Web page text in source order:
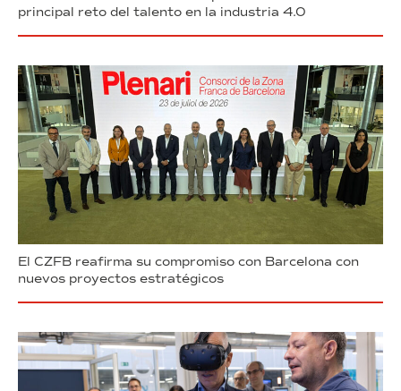
principal reto del talento en la industria 4.0
El CZFB reafirma su compromiso con Barcelona con
nuevos proyectos estratégicos